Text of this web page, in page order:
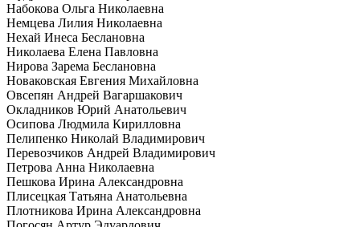
Набокова Ольга Николаевна
Немцева Лилия Николаевна
Нехай Инеса Беслановна
Николаева Елена Павловна
Нирова Зарема Беслановна
Новаковская Евгения Михайловна
Овсепян Андрей Вагаршакович
Окладников Юрий Анатольевич
Осипова Людмила Кирилловна
Пелипенко Николай Владимирович
Перевозчиков Андрей Владимирович
Петрова Анна Николаевна
Пешкова Ирина Александровна
Плисецкая Татьяна Анатольевна
Плотникова Ирина Александровна